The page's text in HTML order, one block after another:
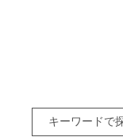
Search
for: